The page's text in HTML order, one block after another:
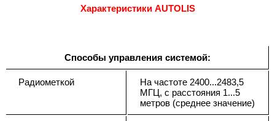
Характеристики AUTOLIS
Способы управления системой:
Радиометкой
На частоте 2400...2483,5
МГЦ, с расстояния 1...5
метров (среднее значение)